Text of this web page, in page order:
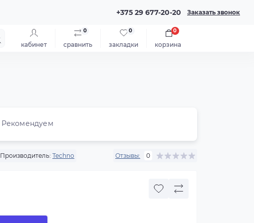
+375 29 677-20-20 Заказать звонок
кабинет сравнить
0
закладки
0
корзина
0
Рекомендуем
Производитель: Techno Отзывы: 0